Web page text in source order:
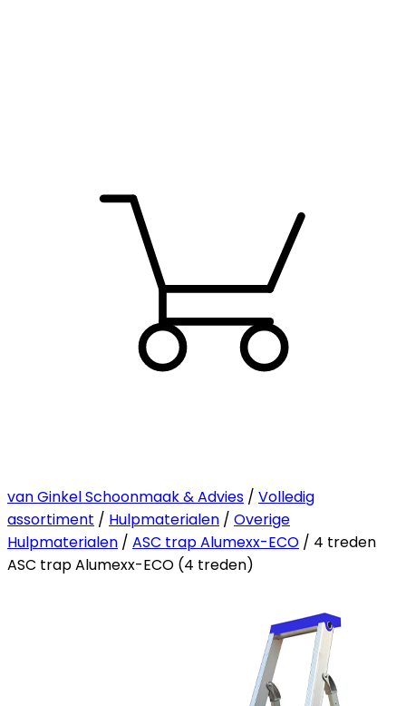
van Ginkel Schoonmaak & Advies / Volledig
assortiment / Hulpmaterialen / Overige
Hulpmaterialen / ASC trap Alumexx-ECO / 4 treden
ASC trap Alumexx-ECO (4 treden)